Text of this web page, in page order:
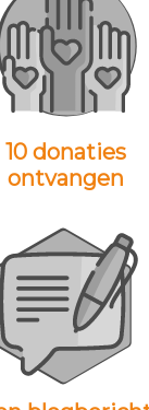
10 donaties
ontvangen